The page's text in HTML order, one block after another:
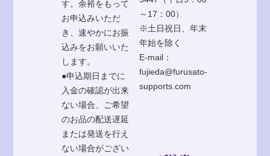
す。余裕をもって
お申込みいただ
き、速やかにお振
込みをお願いいた
します。
●申込期日までに
入金の確認が出来
ない場合、ご希望
のお品の配送遅延
または発送を行え
ない場合がござい
～17：00）
※土日祝日、年末
年始を除く
E-mail：
fujieda@furusato-
supports.com